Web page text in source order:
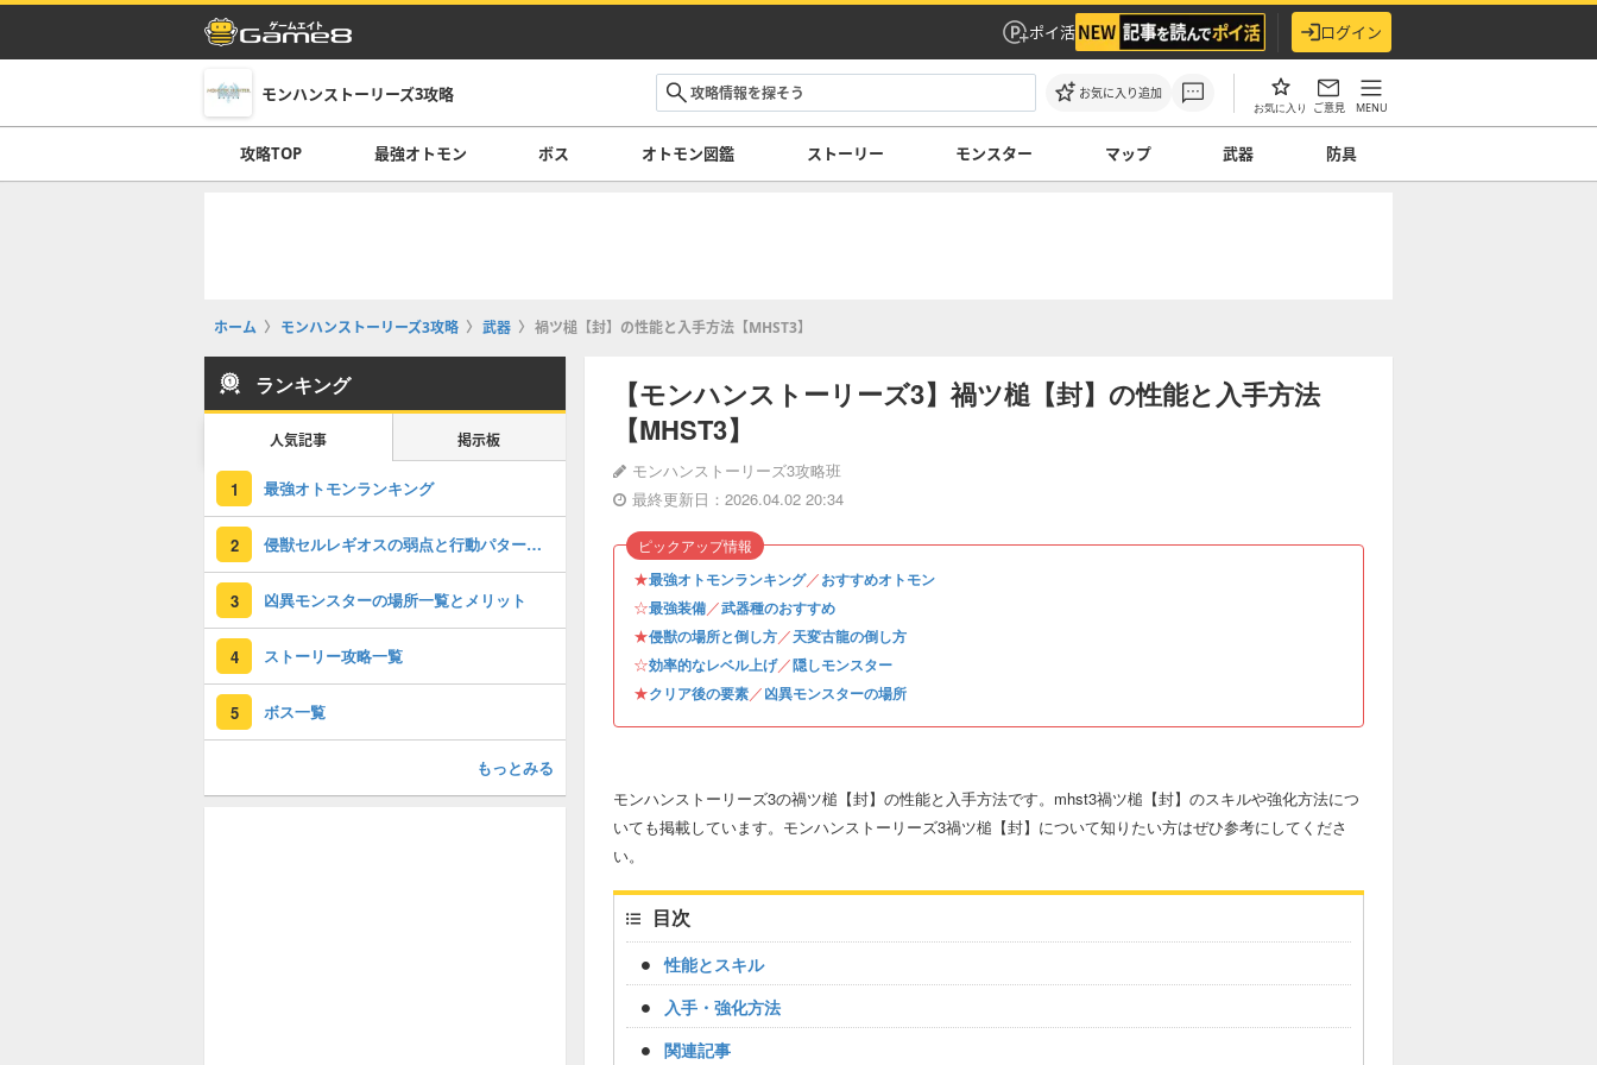
ポイ活 ログイン
モンハンストーリーズ3攻略 お気に入り追加
お気に入り ご意見 MENU
攻略TOP 最強オトモン ボス オトモン図鑑 ストーリー モンスター マップ 武器 防具
ホーム モンハンストーリーズ3攻略 武器 禍ツ槌【封】の性能と入手方法【MHST3】
【モンハンストーリーズ3】禍ツ槌【封】の性能と入手方法
【MHST3】
モンハンストーリーズ3攻略班
最終更新日：2026.04.02 20:34
★最強オトモンランキング／おすすめオトモン
☆最強装備／武器種のおすすめ
★侵獣の場所と倒し方／天変古龍の倒し方
☆効率的なレベル上げ／隠しモンスター
★クリア後の要素／凶異モンスターの場所
ピックアップ情報
モンハンストーリーズ3の禍ツ槌【封】の性能と入手方法です。mhst3禍ツ槌【封】のスキルや強化方法につ
いても掲載しています。モンハンストーリーズ3禍ツ槌【封】について知りたい方はぜひ参考にしてくださ
い。
目次
性能とスキル
入手・強化方法
関連記事
ランキング
人気記事 掲示板
1 最強オトモンランキング
2 侵獣セルレギオスの弱点と行動パターン攻略
3 凶異モンスターの場所一覧とメリット
4 ストーリー攻略一覧
5 ボス一覧
もっとみる